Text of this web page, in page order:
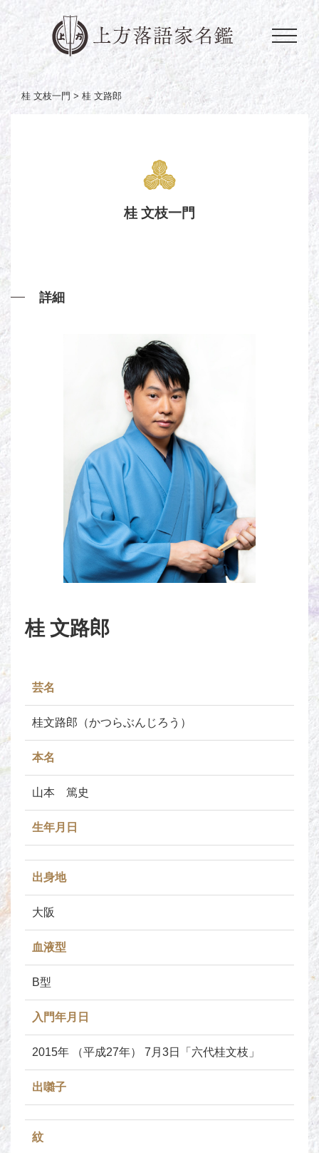
桂 文枝一門 > 桂 文路郎
桂 文枝一門
詳細
桂 文路郎
芸名
桂文路郎（かつらぶんじろう）
本名
山本 篤史
生年月日
出身地
大阪
血液型
B型
入門年月日
2015年 （平成27年） 7月3日「六代桂文枝」
出囃子
紋